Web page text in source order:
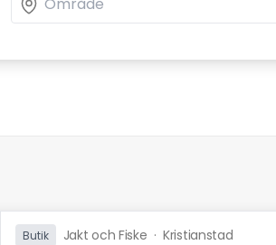
Butik Jakt och Fiske ·Kristianstad